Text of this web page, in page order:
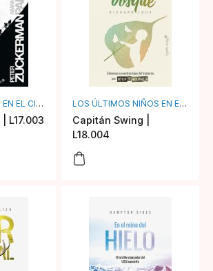
K2. ENTERRADOS EN EL CIELO
L17.003
LOS ÚLTIMOS NIÑOS EN EL BOSQUE
Capitán Swing |
L18.004